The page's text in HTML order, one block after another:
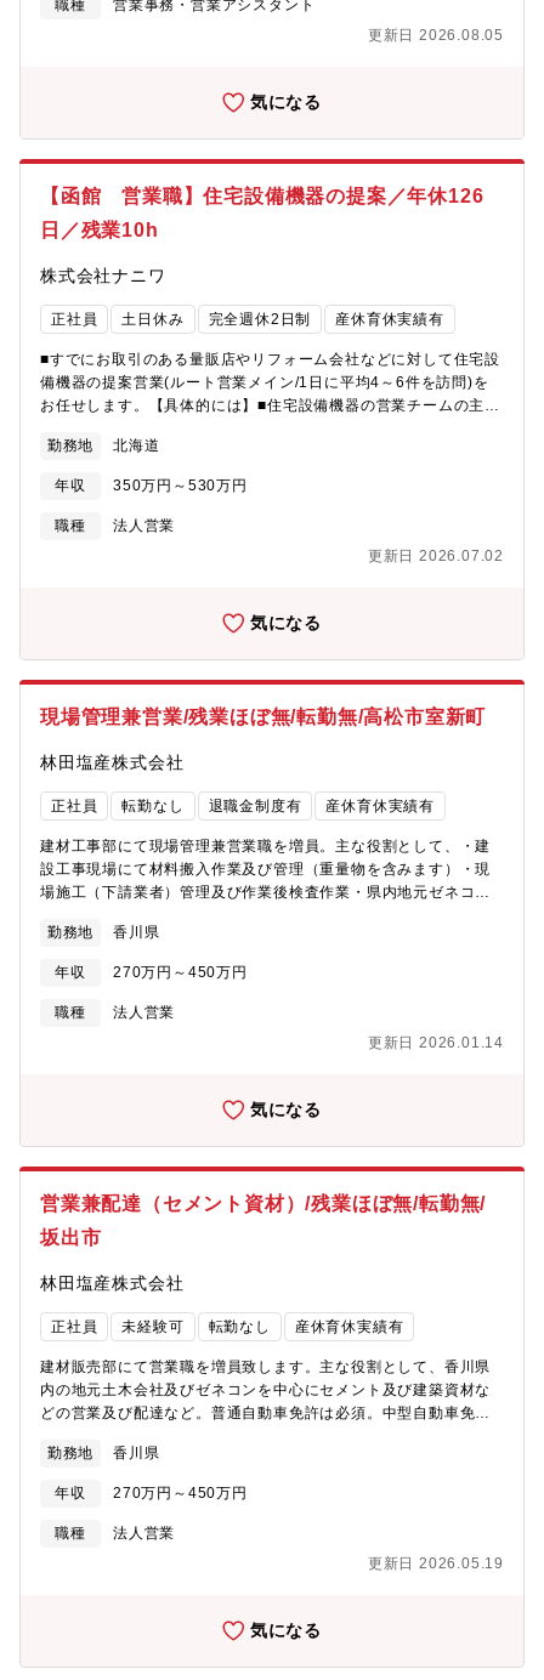
す。■建設業界の変革にいち早く携わり、業界をリードすることに
挑戦するポジションです。■働き方改革の一環で、フレックスやテ
の変革（DX化）に携われるタイミング■大手にはない裁量権を持
業務■入社後すぐにお任せする業務：得意先からの電話の取次、基
本的な受発注業務。入社3ヵ月はオンボーディングプログラムを通
ら、スムーズな対応を行います。また、イレギュラー対応や改善
間は、オンボーディングプランに基づき、商品知識、問合せ対
ち、自ら顧客とコミュニケーションを取りながら対応を行ってい
きます。【募集部門】 BuildApp事業統括本部 建材カンパニー 営
バー4名、派遣スタッフ1名■二課：リーダー1名、メンバー4名、
フ1名■特販課：リーダー1名、メンバー4名、派遣スタッフ1名■千
営業所：リーダー1名、メンバー3名、派遣スタッフ1名【キャリア
アップ】同社は、メンバー自身が思考・行動して、強いオーナー
シップ持ち、新たな価値創造・事業運営（スタートアップ）を実
ップ研修など）整備に取り組んでいます。【同社について】
■1598年創業、1947年設立。内装資材、外装建材、セメント、鉄
掛ける老舗企業です。■これまで建設・商社事業をメインに展開し
てきましたが、、IT/AIの力を活用したビジネスモデルの変革を行
ンフラを支えたい方や建設業界の「不」を解決し日本の未来を支
法が多く残っておりますが、同社は業界で先駆けてデジタル化を
進め、競争優位を確立することを目指しております。■建設業界の
変革にいち早く携わり、業界をリードすることに挑戦するポジシ
ョンです。■働き方改革の一環で、フレックスやテレワークなど積
極的に推進しており、また、社内にマッサージ室を設置する等、
の同社で働く魅力】■業界の変革に携わり、自らを成長させられる
■失敗を許容し、チャレンジを奨励する企業文化■チームで力を合
せて成果を出す楽しさ
職種
営業事務・営業アシスタント
更新日 2026.08.05
気になる
【函館 営業職】住宅設備機器の提案／年休126
日／残業10h
株式会社ナニワ
正社員 土日休み 完全週休2日制 産休育休実績有
■すでにお取引のある量販店やリフォーム会社などに対して住宅設
備機器の提案営業(ルート営業メイン/1日に平均4～6件を訪問)を
お任せします。【具体的には】■住宅設備機器の営業チームの主な
「給湯器」「ガレージ」「トイレ」等。当社の営業組織は商品や
お客様の業種ではなく、エリア制の担当となっている為、効率よ
くお客様を訪問し、商品のご提案をすることが可能です。まずは
お客様としっかり関係を構築し、現場のニーズを把握したうえで
勤務地 北海道
年収 350万円～530万円
職種
法人営業
更新日 2026.07.02
気になる
現場管理兼営業/残業ほぼ無/転勤無/高松市室新町
林田塩産株式会社
正社員 転勤なし 退職金制度有 産休育休実績有
建材工事部にて現場管理兼営業職を増員。主な役割として、・建
設工事現場にて材料搬入作業及び管理（重量物を含みます）・現
場施工（下請業者）管理及び作業後検査作業・県内地元ゼネコン
約など※建築業界（設備なども含む）でのご経験お持ちの方 優
遇※入社後、1か月は本社（坂出市）にて研修あり【企業魅力】■
林田塩産株式会社は香川県・坂出市を中心にインフラ関連事業を
多角的に展開する、創業140年以上の地域密着型企業。不動産・倉
け、堅固な事業基盤と安定した経営が特徴です。■製塩を起点にセ
化してきた柔軟な事業展開により、景気変動に強い複合事業ポー
トフォリオを持っています。■不動産賃貸・倉庫業を中心に長年の
事業実績から底堅い事業基盤と健全な財務体質を維持しており、
坂出地区トップクラスの有力企業です。■高松市・坂出市を中心に
街づくり・暮らしづくりを支える事業なので、「地元に貢献した
い」「地域で働き続けたい」方にとってやりがいを感じる環境で
す。■残業は月約10時間程度にて、プライベートの時間がしっかり
勤務地 香川県
年収 270万円～450万円
職種
法人営業
更新日 2026.01.14
気になる
営業兼配達（セメント資材）/残業ほぼ無/転勤無/
坂出市
林田塩産株式会社
正社員 未経験可 転勤なし 産休育休実績有
建材販売部にて営業職を増員致します。主な役割として、香川県
内の地元土木会社及びゼネコンを中心にセメント及び建築資材な
どの営業及び配達など。普通自動車免許は必須。中型自動車免許
い。業界問わず、営業職のご経験、配送のご経験、建築（設備）
業界でのご経験者は歓迎致します。※入社後、約1カ月間は総務部
にて研修を準備していますので、ご安心下さい。【企業魅力】■林
田塩産株式会社は香川県・坂出市を中心にインフラ関連事業を多
庫、建設資材、石油・エネルギー、水処理などをグループで手掛
メント・石油・水処理・不動産などへ時代のニーズに応じて多角
化してきた柔軟な事業展開により、景気変動に強い複合事業ポー
トフォリオを持っています。■不動産賃貸・倉庫業を中心に長年の
勤務地 香川県
年収 270万円～450万円
職種
法人営業
更新日 2026.05.19
気になる